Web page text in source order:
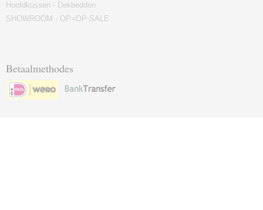
Hoofdkussen - Dekbedden
SHOWROOM - OP=OP-SALE
Betaalmethodes